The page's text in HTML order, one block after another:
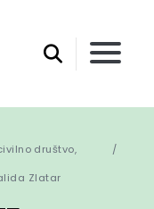
društvo,
Zlatar